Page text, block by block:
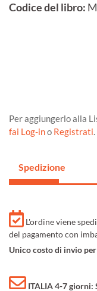
Codice del libro:
Per aggiungerlo alla
fai Log-ino Registrati.
Spedizione
L'ordine viene
del pagamento con
Unico costo di invio
ITALIA 4-7 giorni: